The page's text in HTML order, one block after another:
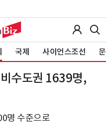
국제 사이언스조선
수도권 1639명,
명 수준으로